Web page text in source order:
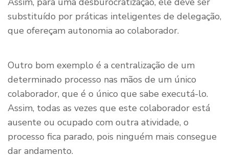
substituído por práticas inteligentes de delegação,
que ofereçam autonomia ao colaborador.
Outro bom exemplo é a centralização de um
determinado processo nas mãos de um único
colaborador, que é o único que sabe executá-lo.
Assim, todas as vezes que este colaborador está
ausente ou ocupado com outra atividade, o
processo fica parado, pois ninguém mais consegue
dar andamento.